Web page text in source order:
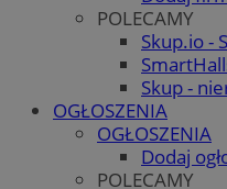
POLECAMY
Skup.io -
Skup -
OGŁOSZENIA
OGŁOSZENIA
Dodaj
POLECAMY